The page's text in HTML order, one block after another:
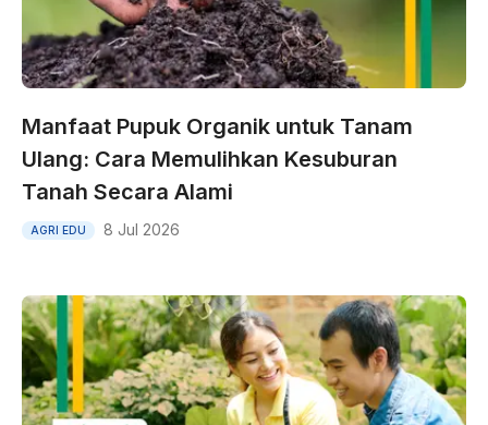
Manfaat Pupuk Organik untuk Tanam
Ulang: Cara Memulihkan Kesuburan
Tanah Secara Alami
AGRI EDU 8 Jul 2026